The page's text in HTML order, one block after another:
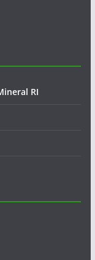
Utama (BUMA)
pada bidang
sumber daya
RI